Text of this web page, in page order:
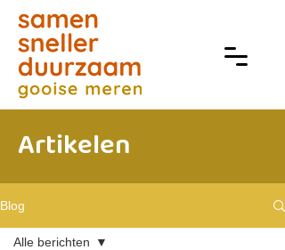
Artikelen
Blog
Alle berichten